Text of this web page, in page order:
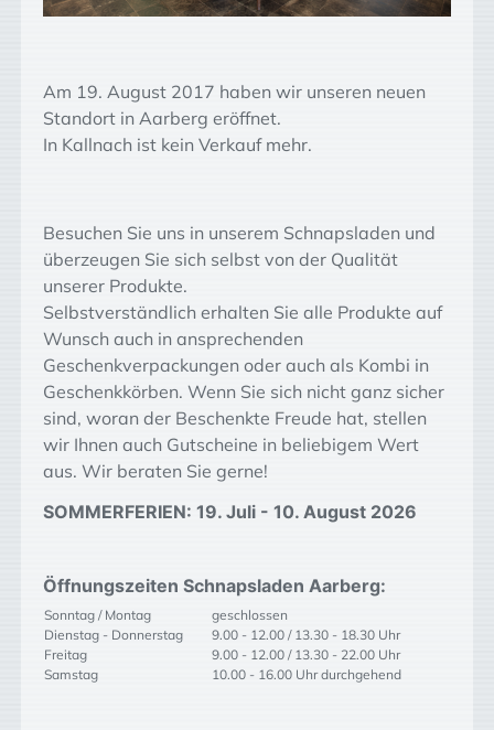
Am 19. August 2017 haben wir unseren neuen
Standort in Aarberg eröffnet.
In Kallnach ist kein Verkauf mehr.
Besuchen Sie uns in unserem Schnapsladen und
überzeugen Sie sich selbst von der Qualität
unserer Produkte.
Selbstverständlich erhalten Sie alle Produkte auf
Wunsch auch in ansprechenden
Geschenkverpackungen oder auch als Kombi in
Geschenkkörben. Wenn Sie sich nicht ganz sicher
sind, woran der Beschenkte Freude hat, stellen
wir Ihnen auch Gutscheine in beliebigem Wert
aus. Wir beraten Sie gerne!
SOMMERFERIEN: 19. Juli - 10. August 2026
Öffnungszeiten Schnapsladen Aarberg:
Sonntag / Montag
geschlossen
Dienstag - Donnerstag
9.00 - 12.00 / 13.30 - 18.30 Uhr
Freitag
9.00 - 12.00 / 13.30 - 22.00 Uhr
Samstag
10.00 - 16.00 Uhr durchgehend